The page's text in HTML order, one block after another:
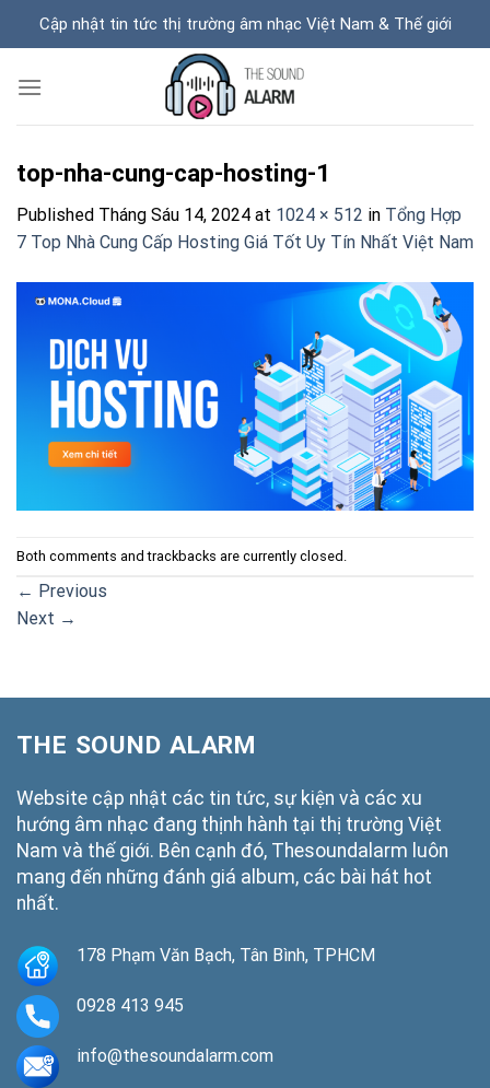
Cập nhật tin tức thị trường âm nhạc Việt Nam & Thế giới
top-nha-cung-cap-hosting-1
Published Tháng Sáu 14, 2024 at 1024 × 512 in Tổng Hợp
7 Top Nhà Cung Cấp Hosting Giá Tốt Uy Tín Nhất Việt Nam
Both comments and trackbacks are currently closed.
← Previous
Next →
THE SOUND ALARM
Website cập nhật các tin tức, sự kiện và các xu
hướng âm nhạc đang thịnh hành tại thị trường Việt
Nam và thế giới. Bên cạnh đó, Thesoundalarm luôn
mang đến những đánh giá album, các bài hát hot
nhất.
178 Phạm Văn Bạch, Tân Bình, TPHCM
0928 413 945
info@thesoundalarm.com